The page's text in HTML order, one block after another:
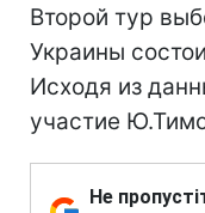
Второй тур
Украины
Исходя из
участие
Не